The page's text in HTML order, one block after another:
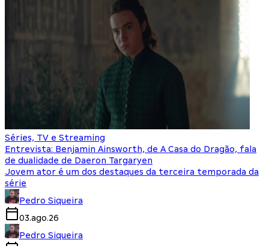
Séries, TV e Streaming
Entrevista: Benjamin Ainsworth, de A Casa do Dragão, fala
de dualidade de Daeron Targaryen
Jovem ator é um dos destaques da terceira temporada da
série
Pedro Siqueira
03.ago.26
Pedro Siqueira